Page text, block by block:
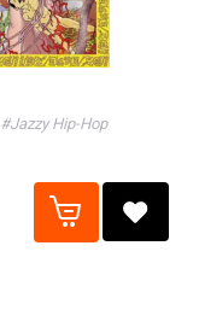
#Jazzy Hip-Hop